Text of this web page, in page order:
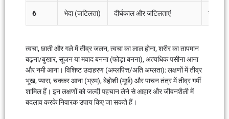
6 भेदा (जटिलता) दीर्घकाल और जटिलताएं
त्वचा, छाती और गले में तीव्र जलन, त्वचा का लाल होना, शरीर का तापमान
बढ़ना/बुखार, सूजन या मवाद बनना (फोड़ा बनना), अत्यधिक पसीना आना
और नमी आना। विशिष्ट उदाहरण (अम्लपित्त/अति अम्लता): लक्षणों में तीव्र
भूख, प्यास, चक्कर आना (भ्रम), बेहोशी (मूर्छ) और पाचन तंत्र में तीव्र गर्मी
शामिल हैं। इन लक्षणों को जल्दी पहचान लेने से आहार और जीवनशैली में
बदलाव करके निवारक उपाय किए जा सकते हैं।